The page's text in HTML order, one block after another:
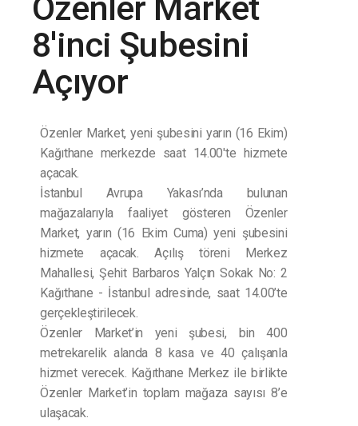
Özenler Market
8'inci Şubesini
Açıyor
Özenler Market, yeni şubesini yarın (16 Ekim)
Kağıthane merkezde saat 14.00'te hizmete
açacak.
İstanbul Avrupa Yakası’nda bulunan
mağazalarıyla faaliyet gösteren Özenler
Market, yarın (16 Ekim Cuma) yeni şubesini
hizmete açacak. Açılış töreni Merkez
Mahallesi, Şehit Barbaros Yalçın Sokak No: 2
Kağıthane - İstanbul adresinde, saat 14.00’te
gerçekleştirilecek.
Özenler Market’in yeni şubesi, bin 400
metrekarelik alanda 8 kasa ve 40 çalışanla
hizmet verecek. Kağıthane Merkez ile birlikte
Özenler Market’in toplam mağaza sayısı 8’e
ulaşacak.